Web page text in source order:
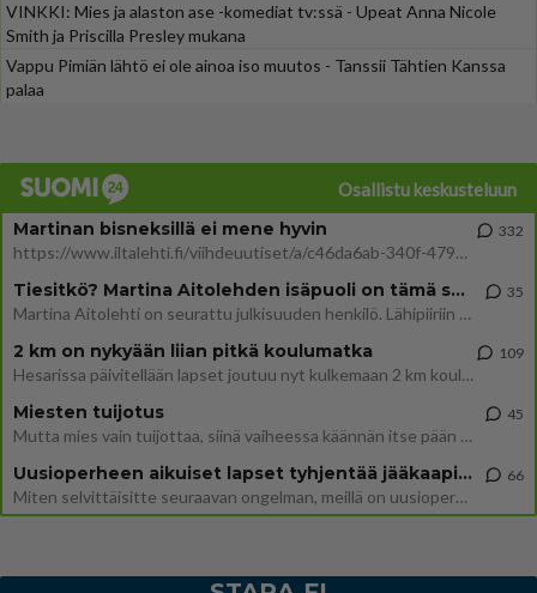
VINKKI: Mies ja alaston ase -komediat tv:ssä - Upeat Anna Nicole
Smith ja Priscilla Presley mukana
Vappu Pimiän lähtö ei ole ainoa iso muutos - Tanssii Tähtien Kanssa
palaa
Osallistu keskusteluun
Martinan bisneksillä ei mene hyvin
https://www.iltalehti.fi/viihdeuutiset/a/c46da6ab-340f-4790-aaa7-0865eed2336 Yrityksen konkurssihakemus on tullut kärä
332
Tiesitkö? Martina Aitolehden isäpuoli on tämä suosittu laulaja
Martina Aitolehti on seurattu julkisuuden henkilö. Lähipiiriin mahtuu muitakin tunnettuja henkilöitä. Tiesitkö, että Ma
35
2 km on nykyään liian pitkä koulumatka
Hesarissa päivitellään lapset joutuu nyt kulkemaan 2 km kouluun jösses. Ruostefillarilla tuo matka menee vaikka miten äk
109
Miesten tuijotus
Mutta mies vain tuijottaa, siinä vaiheessa käännän itse pään pois. Mikä juttu? Yleensä jos joku tuijottaa tai katsoo, hä
45
Uusioperheen aikuiset lapset tyhjentää jääkaapin käydessään
Miten selvittäisitte seuraavan ongelman, meillä on uusioperhe, minulla teini-ikäiset lapset ja puolisolla aikuiset, jotk
66